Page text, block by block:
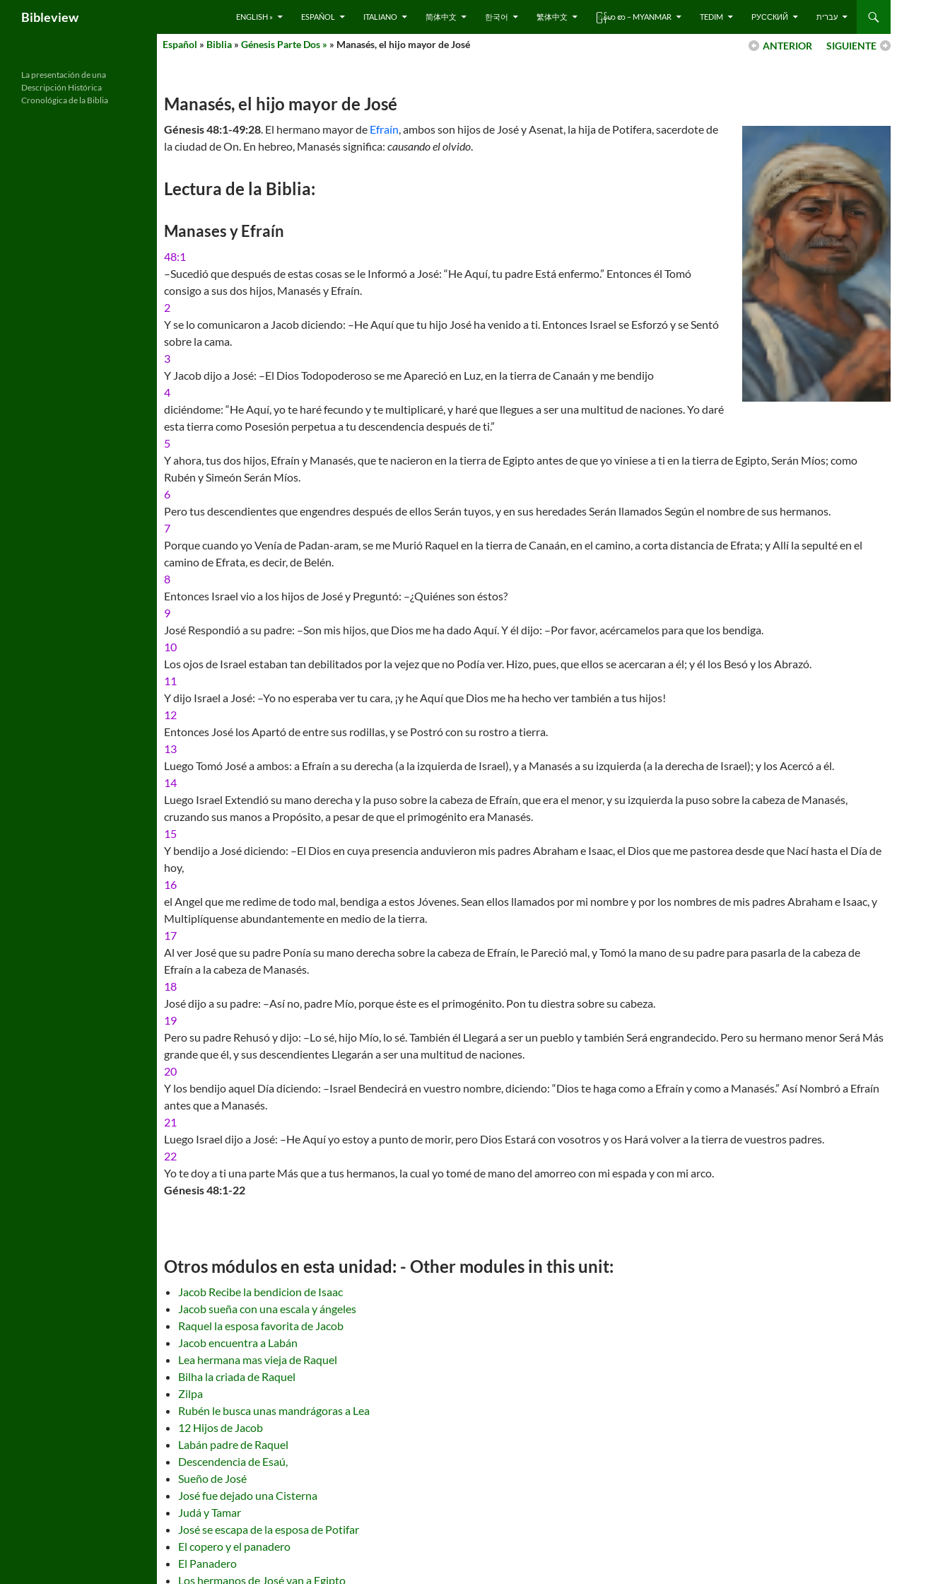
content
Bibleview ENGLISH » ESPAÑOL ITALIANO 简体中文 한국어 繁体中文 ြန်မာ စာ – MYANMAR TEDIM РУССКИЙ עברית
SIGUIENTE
ANTERIOR
Español » Biblia » Génesis Parte Dos » » Manasés, el hijo mayor de José
Manasés, el hijo mayor de José
Génesis 48:1-49:28. El hermano mayor de Efraín, ambos son hijos de José y Asenat, la hija de Potifera, sacerdote de
la ciudad de On. En hebreo, Manasés significa: causando el olvido.
Lectura de la Biblia:
Manases y Efraín
48:1
–Sucedió que después de estas cosas se le Informó a José: “He Aquí, tu padre Está enfermo.” Entonces él Tomó
consigo a sus dos hijos, Manasés y Efraín.
2
Y se lo comunicaron a Jacob diciendo: –He Aquí que tu hijo José ha venido a ti. Entonces Israel se Esforzó y se Sentó
sobre la cama.
3
Y Jacob dijo a José: –El Dios Todopoderoso se me Apareció en Luz, en la tierra de Canaán y me bendijo
4
diciéndome: “He Aquí, yo te haré fecundo y te multiplicaré, y haré que llegues a ser una multitud de naciones. Yo daré
esta tierra como Posesión perpetua a tu descendencia después de ti.”
5
Y ahora, tus dos hijos, Efraín y Manasés, que te nacieron en la tierra de Egipto antes de que yo viniese a ti en la tierra de Egipto, Serán Míos; como
Rubén y Simeón Serán Míos.
6
Pero tus descendientes que engendres después de ellos Serán tuyos, y en sus heredades Serán llamados Según el nombre de sus hermanos.
7
Porque cuando yo Venía de Padan-aram, se me Murió Raquel en la tierra de Canaán, en el camino, a corta distancia de Efrata; y Allí la sepulté en el
camino de Efrata, es decir, de Belén.
8
Entonces Israel vio a los hijos de José y Preguntó: –¿Quiénes son éstos?
9
José Respondió a su padre: –Son mis hijos, que Dios me ha dado Aquí. Y él dijo: –Por favor, acércamelos para que los bendiga.
10
Los ojos de Israel estaban tan debilitados por la vejez que no Podía ver. Hizo, pues, que ellos se acercaran a él; y él los Besó y los Abrazó.
11
Y dijo Israel a José: –Yo no esperaba ver tu cara, ¡y he Aquí que Dios me ha hecho ver también a tus hijos!
12
Entonces José los Apartó de entre sus rodillas, y se Postró con su rostro a tierra.
13
Luego Tomó José a ambos: a Efraín a su derecha (a la izquierda de Israel), y a Manasés a su izquierda (a la derecha de Israel); y los Acercó a él.
14
Luego Israel Extendió su mano derecha y la puso sobre la cabeza de Efraín, que era el menor, y su izquierda la puso sobre la cabeza de Manasés,
cruzando sus manos a Propósito, a pesar de que el primogénito era Manasés.
15
Y bendijo a José diciendo: –El Dios en cuya presencia anduvieron mis padres Abraham e Isaac, el Dios que me pastorea desde que Nací hasta el Día de
hoy,
16
el Angel que me redime de todo mal, bendiga a estos Jóvenes. Sean ellos llamados por mi nombre y por los nombres de mis padres Abraham e Isaac, y
Multiplíquense abundantemente en medio de la tierra.
17
Al ver José que su padre Ponía su mano derecha sobre la cabeza de Efraín, le Pareció mal, y Tomó la mano de su padre para pasarla de la cabeza de
Efraín a la cabeza de Manasés.
18
José dijo a su padre: –Así no, padre Mío, porque éste es el primogénito. Pon tu diestra sobre su cabeza.
19
Pero su padre Rehusó y dijo: –Lo sé, hijo Mío, lo sé. También él Llegará a ser un pueblo y también Será engrandecido. Pero su hermano menor Será Más
grande que él, y sus descendientes Llegarán a ser una multitud de naciones.
20
Y los bendijo aquel Día diciendo: –Israel Bendecirá en vuestro nombre, diciendo: “Dios te haga como a Efraín y como a Manasés.” Así Nombró a Efraín
antes que a Manasés.
21
Luego Israel dijo a José: –He Aquí yo estoy a punto de morir, pero Dios Estará con vosotros y os Hará volver a la tierra de vuestros padres.
22
Yo te doy a ti una parte Más que a tus hermanos, la cual yo tomé de mano del amorreo con mi espada y con mi arco.
Génesis 48:1-22
Otros módulos en esta unidad: - Other modules in this unit:
Jacob Recibe la bendicion de Isaac
Jacob sueña con una escala y ángeles
Raquel la esposa favorita de Jacob
Jacob encuentra a Labán
Lea hermana mas vieja de Raquel
Bilha la criada de Raquel
Zilpa
Rubén le busca unas mandrágoras a Lea
12 Hijos de Jacob
Labán padre de Raquel
Descendencia de Esaú,
Sueño de José
José fue dejado una Cisterna
Judá y Tamar
José se escapa de la esposa de Potifar
El copero y el panadero
El Panadero
Los hermanos de José van a Egipto
La presentación de una
Descripción Histórica
Cronológica de la Biblia